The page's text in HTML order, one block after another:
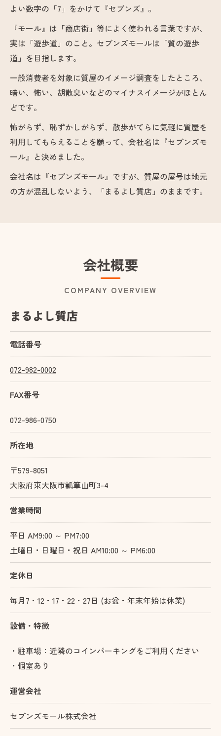
よい数字の「7」をかけて『セブンズ』。
『モール』は「商店街」等によく使われる言葉ですが、
実は「遊歩道」のこと。セブンズモールは「質の遊歩
道」を目指します。
一般消費者を対象に質屋のイメージ調査をしたところ、
暗い、怖い、胡散臭いなどのマイナスイメージがほとん
どです。
怖がらず、恥ずかしがらず、散歩がてらに気軽に質屋を
利用してもらえることを願って、会社名は『セブンズモ
ール』と決めました。
会社名は『セブンズモール』ですが、質屋の屋号は地元
の方が混乱しないよう、「まるよし質店」のままです。
会社概要
COMPANY OVERVIEW
まるよし質店
電話番号
072-982-0002
FAX番号
072-986-0750
所在地
〒579-8051
大阪府東大阪市瓢箪山町3-4
営業時間
平日 AM9:00 ～ PM7:00
土曜日・日曜日・祝日 AM10:00 ～ PM6:00
定休日
毎月7・12・17・22・27日 (お盆・年末年始は休業)
設備・特徴
・駐車場：近隣のコインパーキングをご利用ください
・個室あり
運営会社
セブンズモール株式会社